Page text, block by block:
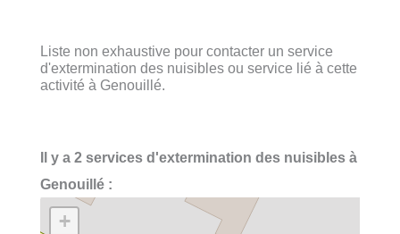
Liste non exhaustive pour contacter un service
d'extermination des nuisibles ou service lié à cette
activité à Genouillé.
Il y a 2 services d'extermination des nuisibles à
Genouillé :
+